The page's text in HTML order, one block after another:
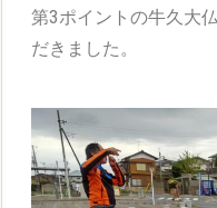
第3ポイントの牛久大
だきました。